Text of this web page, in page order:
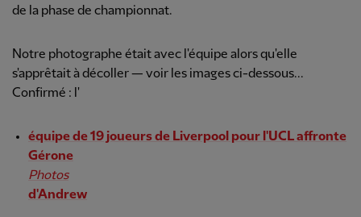
de la phase de championnat.
Notre photographe était avec l'équipe alors qu'elle
s'apprêtait à décoller — voir les images ci-dessous...
Confirmé : l'
équipe de 19 joueurs de Liverpool pour l'UCL affronte
Gérone
Photos
d'Andrew